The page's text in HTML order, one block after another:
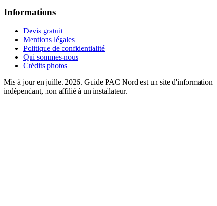
Informations
Devis gratuit
Mentions légales
Politique de confidentialité
Qui sommes-nous
Crédits photos
Mis à jour en juillet 2026. Guide PAC Nord est un site d'information
indépendant, non affilié à un installateur.